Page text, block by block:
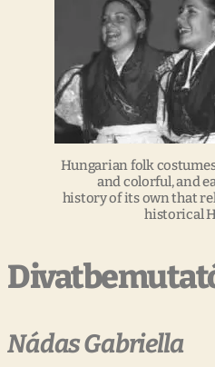
Hungarian folk
and colorful, and
history of its own that
historical
Nádas Gabriella